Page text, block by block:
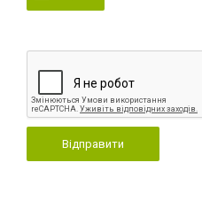
Відправити